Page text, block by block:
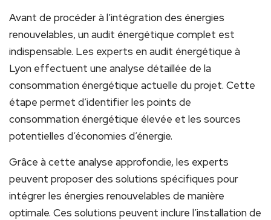
Avant de procéder à l’intégration des énergies
renouvelables, un audit énergétique complet est
indispensable. Les experts en audit énergétique à
Lyon effectuent une analyse détaillée de la
consommation énergétique actuelle du projet. Cette
étape permet d’identifier les points de
consommation énergétique élevée et les sources
potentielles d’économies d’énergie.
Grâce à cette analyse approfondie, les experts
peuvent proposer des solutions spécifiques pour
intégrer les énergies renouvelables de manière
optimale. Ces solutions peuvent inclure l’installation de